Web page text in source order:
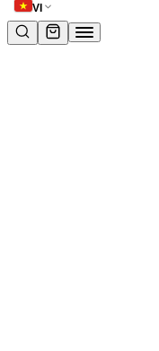
VI
đèn thả trần